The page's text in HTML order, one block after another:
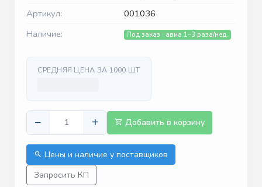
Артикул:
001036
Наличие:
Под заказ · авиа 1–3 раза/нед.
СРЕДНЯЯ ЦЕНА ЗА 1000 ШТ
− + Добавить в корзину
Цены и наличие у поставщиков
Запросить КП